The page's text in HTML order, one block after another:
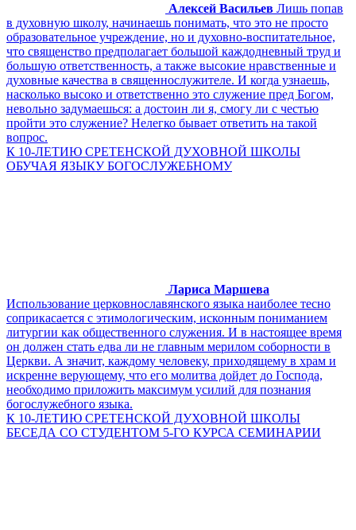
Алексей Васильев Лишь попав
в духовную школу, начинаешь понимать, что это не просто
образовательное учреждение, но и духовно-воспитательное,
что священство предполагает большой каждодневный труд и
большую ответственность, а также высокие нравственные и
духовные качества в священнослужителе. И когда узнаешь,
насколько высоко и ответственно это служение пред Богом,
невольно задумаешься: а достоин ли я, смогу ли с честью
пройти это служение? Нелегко бывает ответить на такой
вопрос.
К 10-ЛЕТИЮ СРЕТЕНСКОЙ ДУХОВНОЙ ШКОЛЫ
ОБУЧАЯ ЯЗЫКУ БОГОСЛУЖЕБНОМУ
Лариса Маршева
Использование церковнославянского языка наиболее тесно
соприкасается с этимологическим, исконным пониманием
литургии как общественного служения. И в настоящее время
он должен стать едва ли не главным мерилом соборности в
Церкви. А значит, каждому человеку, приходящему в храм и
искренне верующему, что его молитва дойдет до Господа,
необходимо приложить максимум усилий для познания
богослужебного языка.
К 10-ЛЕТИЮ СРЕТЕНСКОЙ ДУХОВНОЙ ШКОЛЫ
БЕСЕДА СО СТУДЕНТОМ 5-ГО КУРСА СЕМИНАРИИ